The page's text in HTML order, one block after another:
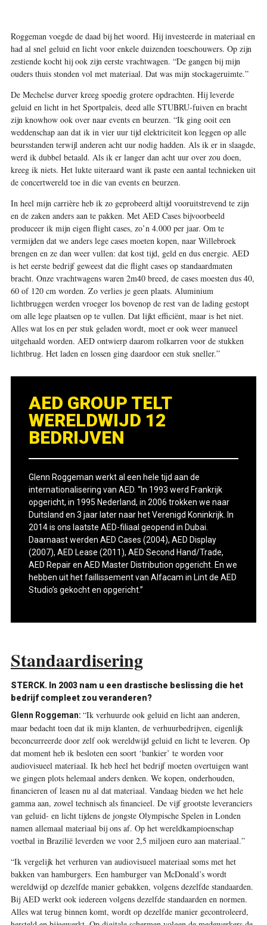
Roggeman voegde de daad bij het woord. Hij investeerde in materiaal en
had al snel geluid en licht voor enkele duizenden toeschouwers. Op zijn
zestiende kocht hij ook zijn eerste vrachtwagen. “De gangen bij mijn
ouders thuis stonden vol met materiaal. Dat was mijn stockageruimte.”
De Mechelse durver kreeg spoedig grotere opdrachten. Hij leverde
geluid en licht in het Sportpaleis, deed alle STUBRU-fuiven en bracht
zijn knowhow ook over naar events en beurzen. “Ik ging ooit een
weddenschap aan dat ik in vier uur tijd elektriciteit kon leggen op alle
beursstanden terwijl anderen acht uur nodig hadden. Als ik er in slaagde,
werd ik dubbel betaald. Als ik er langer dan acht uur over zou doen,
kreeg ik niets. Het lukte uiteraard want ik paste een aantal technieken uit
de concertwereld toe in die van events en beurzen.
In heel mijn carrière heb ik zo geprobeerd altijd vooruitstrevend te zijn
en de zaken anders aan te pakken. Met AED Cases bijvoorbeeld
produceer ik mijn eigen flight cases, zo’n 4.000 per jaar. Om te
vermijden dat we anders lege cases moeten kopen, naar Willebroek
brengen en ze dan weer vullen: dat kost tijd, geld en dus energie. AED
is het eerste bedrijf geweest dat die flight cases op standaardmaten
bracht. Onze vrachtwagens waren 2m40 breed, de cases moesten dus 40,
60 of 120 cm worden. Zo verlies je geen plaats. Aluminium
lichtbruggen werden vroeger los bovenop de rest van de lading gestopt
om alle lege plaatsen op te vullen. Dat lijkt efficiënt, maar is het niet.
Alles wat los en per stuk geladen wordt, moet er ook weer manueel
uitgehaald worden. AED ontwierp daarom rolkarren voor de stukken
lichtbrug. Het laden en lossen ging daardoor een stuk sneller.”
AED GROUP TELT
WERELDWIJD 12
BEDRIJVEN
Glenn Roggeman werkt al een hele tijd aan de
internationalisering van AED. “In 1993 werd Frankrijk
opgericht, in 1995 Nederland, in 2006 trokken we naar
Duitsland en 3 jaar later naar het Verenigd Koninkrijk. In
2014 is ons laatste AED-filiaal geopend in Dubai.
Daarnaast werden AED Cases (2004), AED Display
(2007), AED Lease (2011), AED Second Hand/Trade,
AED Repair en AED Master Distribution opgericht. En we
hebben uit het faillissement van Alfacam in Lint de AED
Studio’s gekocht en opgericht.”
Standaardisering
STERCK. In 2003 nam u een drastische beslissing die het
bedrijf compleet zou veranderen?
Glenn Roggeman: “Ik verhuurde ook geluid en licht aan anderen,
maar bedacht toen dat ik mijn klanten, de verhuurbedrijven, eigenlijk
beconcurreerde door zelf ook wereldwijd geluid en licht te leveren. Op
dat moment heb ik besloten een soort ‘bankier’ te worden voor
audiovisueel materiaal. Ik heb heel het bedrijf moeten overtuigen want
we gingen plots helemaal anders denken. We kopen, onderhouden,
financieren of leasen nu al dat materiaal. Vandaag bieden we het hele
gamma aan, zowel technisch als financieel. De vijf grootste leveranciers
van geluid- en licht tijdens de jongste Olympische Spelen in Londen
namen allemaal materiaal bij ons af. Op het wereldkampioenschap
voetbal in Brazilië leverden we voor 2,5 miljoen euro aan materiaal.”
“Ik vergelijk het verhuren van audiovisueel materiaal soms met het
bakken van hamburgers. Een hamburger van McDonald’s wordt
wereldwijd op dezelfde manier gebakken, volgens dezelfde standaarden.
Bij AED werkt ook iedereen volgens dezelfde standaarden en normen.
Alles wat terug binnen komt, wordt op dezelfde manier gecontroleerd,